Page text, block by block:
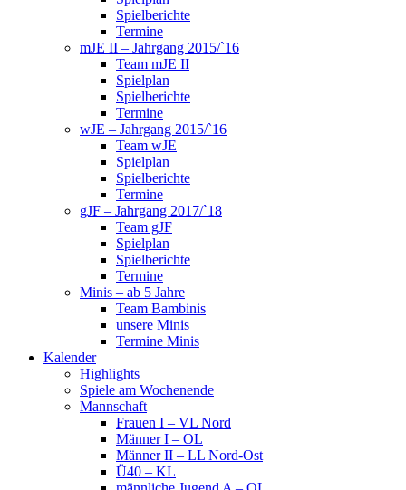
Spielberichte
Termine
mJE II – Jahrgang 2015/`16
Team mJE II
Spielplan
Spielberichte
Termine
wJE – Jahrgang 2015/`16
Team wJE
Spielplan
Spielberichte
Termine
gJF – Jahrgang 2017/`18
Team gJF
Spielplan
Spielberichte
Termine
Minis – ab 5 Jahre
Team Bambinis
unsere Minis
Termine Minis
Kalender
Highlights
Spiele am Wochenende
Mannschaft
Frauen I – VL Nord
Männer I – OL
Männer II – LL Nord-Ost
Ü40 – KL